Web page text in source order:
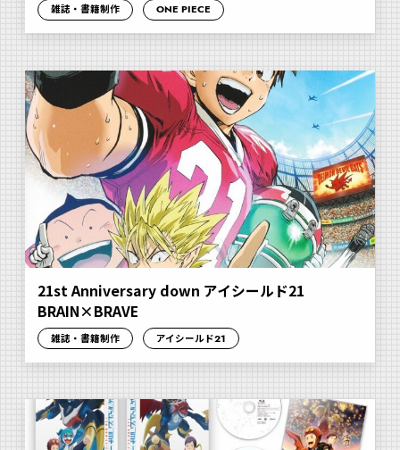
雑誌・書籍制作 ONE PIECE
21st Anniversary down アイシールド21
BRAIN×BRAVE
雑誌・書籍制作 アイシールド21